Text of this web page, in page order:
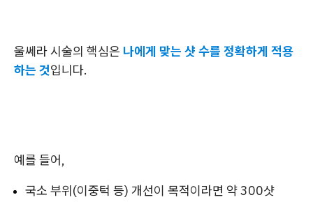
울쎄라 시술의 핵심은 나에게 맞는 샷 수를 정확하게 적용
하는 것입니다.
예를 들어,
국소 부위(이중턱 등) 개선이 목적이라면 약 300샷